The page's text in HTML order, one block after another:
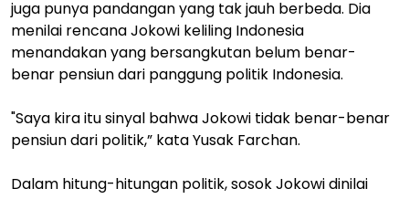
juga punya pandangan yang tak jauh berbeda. Dia
menilai rencana Jokowi keliling Indonesia
menandakan yang bersangkutan belum benar-
benar pensiun dari panggung politik Indonesia.
"Saya kira itu sinyal bahwa Jokowi tidak benar-benar
pensiun dari politik,” kata Yusak Farchan.
Dalam hitung-hitungan politik, sosok Jokowi dinilai